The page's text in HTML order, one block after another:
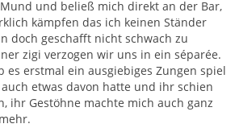
und beließ mich direkt an der Bar,
kämpfen das ich keinen Ständer
doch geschafft nicht schwach zu
zigi verzogen wir uns in ein séparée.
es erstmal ein ausgiebiges Zungen spiel
etwas davon hatte und ihr schien
ihr Gestöhne machte mich auch ganz